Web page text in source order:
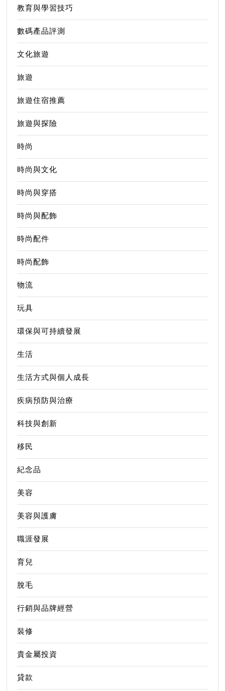
教育與學習技巧
數碼產品評測
文化旅遊
旅遊
旅遊住宿推薦
旅遊與探險
時尚
時尚與文化
時尚與穿搭
時尚與配飾
時尚配件
時尚配飾
物流
玩具
環保與可持續發展
生活
生活方式與個人成長
疾病預防與治療
科技與創新
移民
紀念品
美容
美容與護膚
職涯發展
育兒
脫毛
行銷與品牌經營
裝修
貴金屬投資
貸款